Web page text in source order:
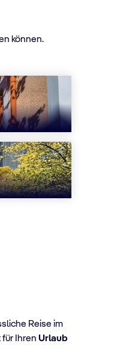
können.
Reise im
Ihren Urlaub